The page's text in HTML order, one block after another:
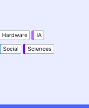
Hardware IA
Social Sciences